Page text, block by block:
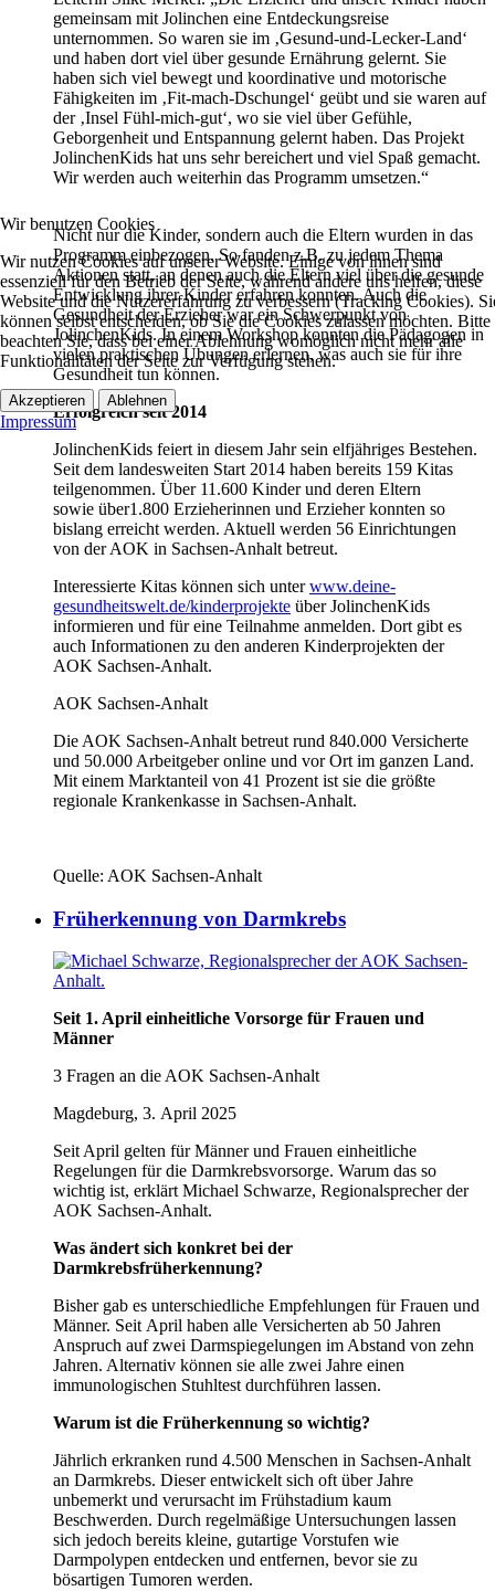
gemeinsam mit Jolinchen eine Entdeckungsreise
unternommen. So waren sie im ‚Gesund-und-Lecker-Land‘
und haben dort viel über gesunde Ernährung gelernt. Sie
haben sich viel bewegt und koordinative und motorische
Fähigkeiten im ‚Fit-mach-Dschungel‘ geübt und sie waren auf
der ‚Insel Fühl-mich-gut‘, wo sie viel über Gefühle,
Geborgenheit und Entspannung gelernt haben. Das Projekt
JolinchenKids hat uns sehr bereichert und viel Spaß gemacht.
Wir werden auch weiterhin das Programm umsetzen.“
Nicht nur die Kinder, sondern auch die Eltern wurden in das
Programm einbezogen. So fanden z.B. zu jedem Thema
Aktionen statt, an denen auch die Eltern viel über die gesunde
Entwicklung ihrer Kinder erfahren konnten. Auch die
Gesundheit der Erzieher war ein Schwerpunkt von
JolinchenKids. In einem Workshop konnten die Pädagogen in
vielen praktischen Übungen erlernen, was auch sie für ihre
Gesundheit tun können.
Erfolgreich seit 2014
JolinchenKids feiert in diesem Jahr sein elfjähriges Bestehen.
Seit dem landesweiten Start 2014 haben bereits 159 Kitas
teilgenommen. Über 11.600 Kinder und deren Eltern
sowie über1.800 Erzieherinnen und Erzieher konnten so
bislang erreicht werden. Aktuell werden 56 Einrichtungen
von der AOK in Sachsen-Anhalt betreut.
Interessierte Kitas können sich unterwww.deine-
gesundheitswelt.de/kinderprojekte über JolinchenKids
informieren und für eine Teilnahme anmelden. Dort gibt es
auch Informationen zu den anderen Kinderprojekten der
AOK Sachsen-Anhalt.
AOK Sachsen-Anhalt
Die AOK Sachsen-Anhalt betreut rund 840.000 Versicherte
und 50.000 Arbeitgeber online und vor Ort im ganzen Land.
Mit einem Marktanteil von 41 Prozent ist sie die größte
regionale Krankenkasse in Sachsen-Anhalt.
Quelle: AOK Sachsen-Anhalt
Früherkennung von Darmkrebs
Seit 1. April einheitliche Vorsorge für Frauen und
Männer
3 Fragen an die AOK Sachsen-Anhalt
Magdeburg, 3. April 2025
Seit April gelten für Männer und Frauen einheitliche
Regelungen für die Darmkrebsvorsorge. Warum das so
wichtig ist, erklärt Michael Schwarze, Regionalsprecher der
AOK Sachsen-Anhalt.
Was ändert sich konkret bei der
Darmkrebsfrüherkennung?
Bisher gab es unterschiedliche Empfehlungen für Frauen und
Männer. Seit April haben alle Versicherten ab 50 Jahren
Anspruch auf zwei Darmspiegelungen im Abstand von zehn
Jahren. Alternativ können sie alle zwei Jahre einen
immunologischen Stuhltest durchführen lassen.
Warum ist die Früherkennung so wichtig?
Jährlich erkranken rund 4.500 Menschen in Sachsen-Anhalt
an Darmkrebs. Dieser entwickelt sich oft über Jahre
unbemerkt und verursacht im Frühstadium kaum
Beschwerden. Durch regelmäßige Untersuchungen lassen
sich jedoch bereits kleine, gutartige Vorstufen wie
Darmpolypen entdecken und entfernen, bevor sie zu
bösartigen Tumoren werden.
Wir benutzen Cookies
Wir nutzen Cookies auf unserer Website. Einige von ihnen sind
essenziell für den Betrieb der Seite, während andere uns helfen, diese
Website und die Nutzererfahrung zu verbessern (Tracking Cookies).
können selbst entscheiden, ob Sie die Cookies zulassen möchten. Bitte
beachten Sie, dass bei einer Ablehnung womöglich nicht mehr alle
Funktionalitäten der Seite zur Verfügung stehen.
Akzeptieren Ablehnen
Impressum